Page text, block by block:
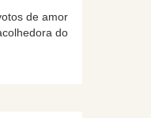
de amor
do